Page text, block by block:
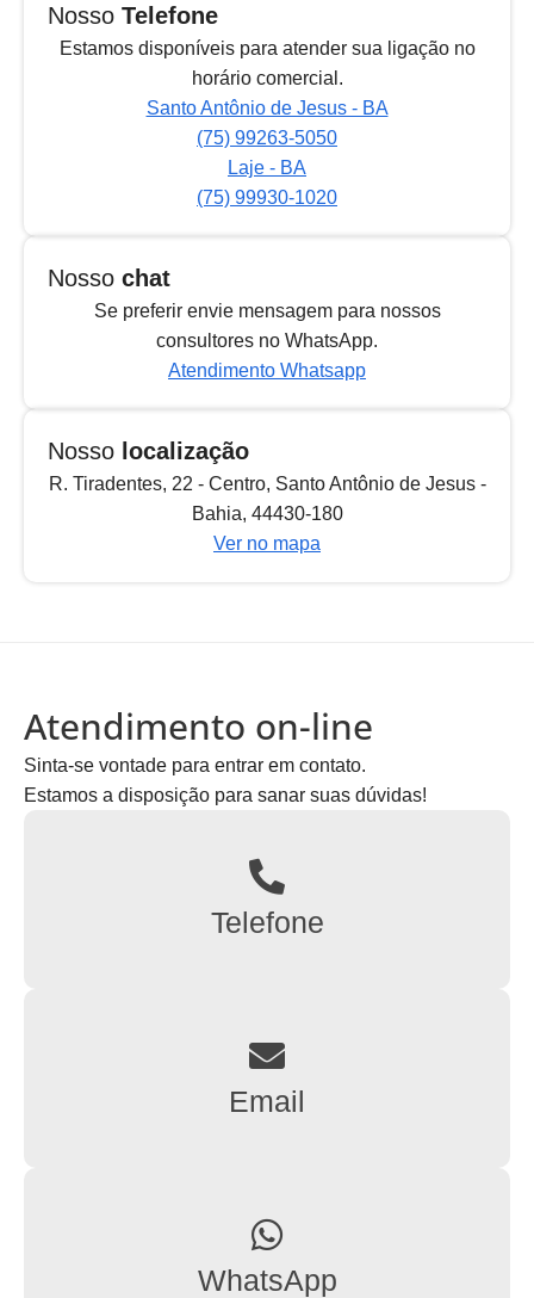
Nosso Telefone
Estamos disponíveis para atender sua ligação no
horário comercial.
Santo Antônio de Jesus - BA
(75) 99263-5050
Laje - BA
(75) 99930-1020
Nosso chat
Se preferir envie mensagem para nossos
consultores no WhatsApp.
Atendimento Whatsapp
Nosso localização
R. Tiradentes, 22 - Centro, Santo Antônio de Jesus -
Bahia, 44430-180
Ver no mapa
Atendimento on-line
Sinta-se vontade para entrar em contato.
Estamos a disposição para sanar suas dúvidas!
Telefone
Email
WhatsApp